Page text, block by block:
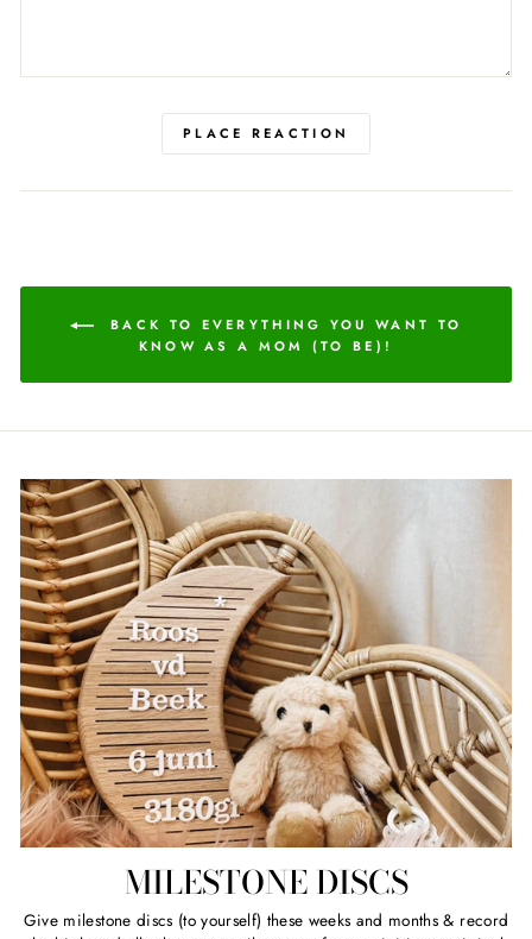
PLACE REACTION
BACK TO EVERYTHING YOU WANT TO
KNOW AS A MOM (TO BE)!
MILESTONE DISCS
Give milestone discs (to yourself) these weeks and months & record